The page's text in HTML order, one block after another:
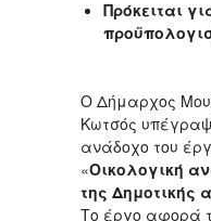
Πρόκειται
Ο Δήμαρχος
Κωτσός
ανάδοχο του
«Οικολογική
της Δημοτικής
Το έργο αφορά